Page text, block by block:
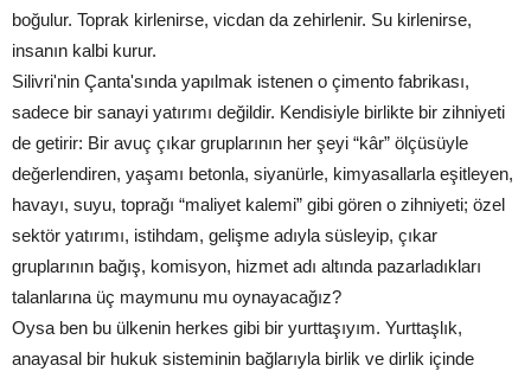
boğulur. Toprak kirlenirse, vicdan da zehirlenir. Su kirlenirse,
insanın kalbi kurur.
Silivri'nin Çanta'sında yapılmak istenen o çimento fabrikası,
sadece bir sanayi yatırımı değildir. Kendisiyle birlikte bir zihniyeti
de getirir: Bir avuç çıkar gruplarının her şeyi “kâr” ölçüsüyle
değerlendiren, yaşamı betonla, siyanürle, kimyasallarla eşitleyen,
havayı, suyu, toprağı “maliyet kalemi” gibi gören o zihniyeti; özel
sektör yatırımı, istihdam, gelişme adıyla süsleyip, çıkar
gruplarının bağış, komisyon, hizmet adı altında pazarladıkları
talanlarına üç maymunu mu oynayacağız?
Oysa ben bu ülkenin herkes gibi bir yurttaşıyım. Yurttaşlık,
anayasal bir hukuk sisteminin bağlarıyla birlik ve dirlik içinde